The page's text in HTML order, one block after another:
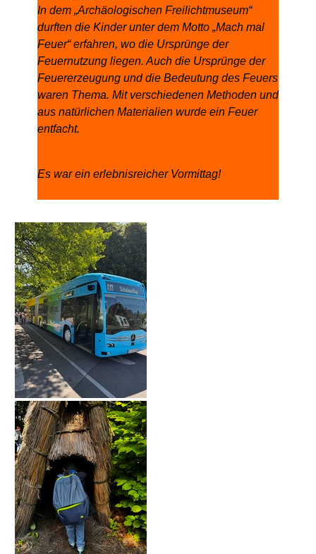
In dem „Archäologischen Freilichtmuseum“
durften die Kinder unter dem Motto „Mach mal
Feuer“ erfahren, wo die Ursprünge der
Feuernutzung liegen. Auch die Ursprünge der
Feuererzeugung und die Bedeutung des Feuers
waren Thema. Mit verschiedenen Methoden und
aus natürlichen Materialien wurde ein Feuer
entfacht.
Es war ein erlebnisreicher Vormittag!